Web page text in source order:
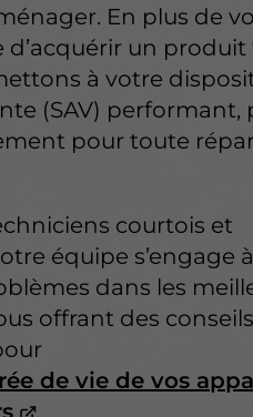
En plus de
un produit
à votre
(SAV) performant,
pour toute
courtois et
équipe s’engage à
dans les
offrant des conseils
de vie de vos